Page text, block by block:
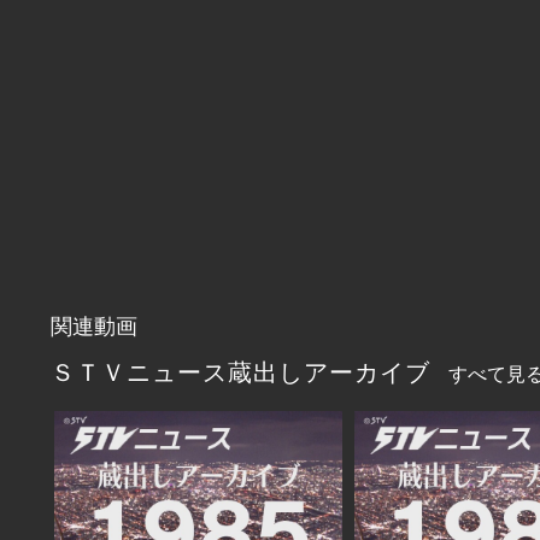
関連動画
ＳＴＶニュース蔵出しアーカイブ すべて見